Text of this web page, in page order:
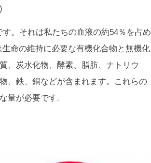
。それは私たちの血液の約54％を占め
命の維持に必要な有機化合物と無機化
、炭水化物、酵素、脂肪、ナトリウ
、鉄、銅などが含まれます。これらの
量が必要です.